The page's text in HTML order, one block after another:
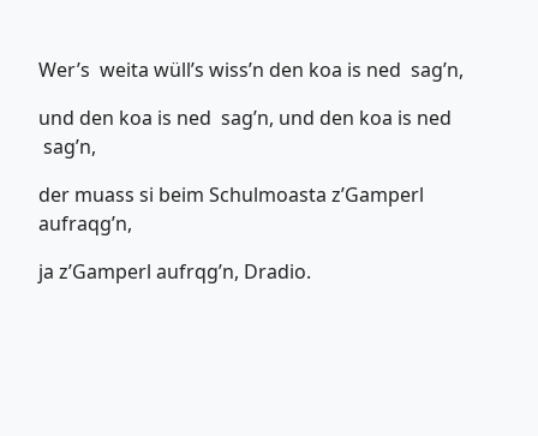
Wer’s weita wüll’s wiss’n den koa is ned sag’n,
und den koa is ned sag’n, und den koa is ned
sag’n,
der muass si beim Schulmoasta z’Gamperl
aufraqg’n,
ja z’Gamperl aufrqg’n, Dradio.